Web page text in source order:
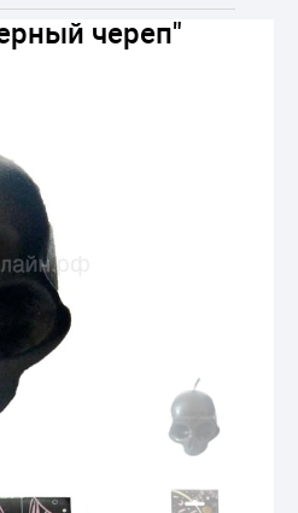
череп"